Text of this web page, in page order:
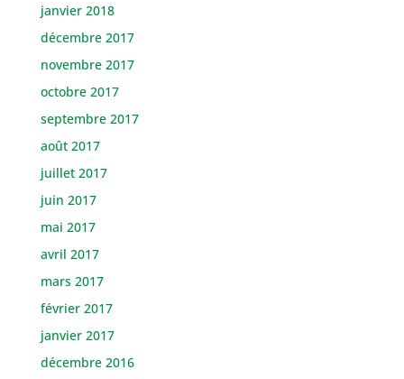
janvier 2018
décembre 2017
novembre 2017
octobre 2017
septembre 2017
août 2017
juillet 2017
juin 2017
mai 2017
avril 2017
mars 2017
février 2017
janvier 2017
décembre 2016